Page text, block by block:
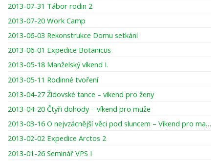
2013-07-31 Tábor rodin 2
2013-07-20 Work Camp
2013-06-03 Rekonstrukce Domu setkání
2013-06-01 Expedice Botanicus
2013-05-18 Manželský víkend I.
2013-05-11 Rodinné tvoření
2013-04-27 Židovské tance – víkend pro ženy
2013-04-20 Čtyři dohody – víkend pro muže
2013-03-16 O nejvzácnější věci pod sluncem – Víkend pro maminky a dcery
2013-02-02 Expedice Arctos 2
2013-01-26 Seminář VPS I